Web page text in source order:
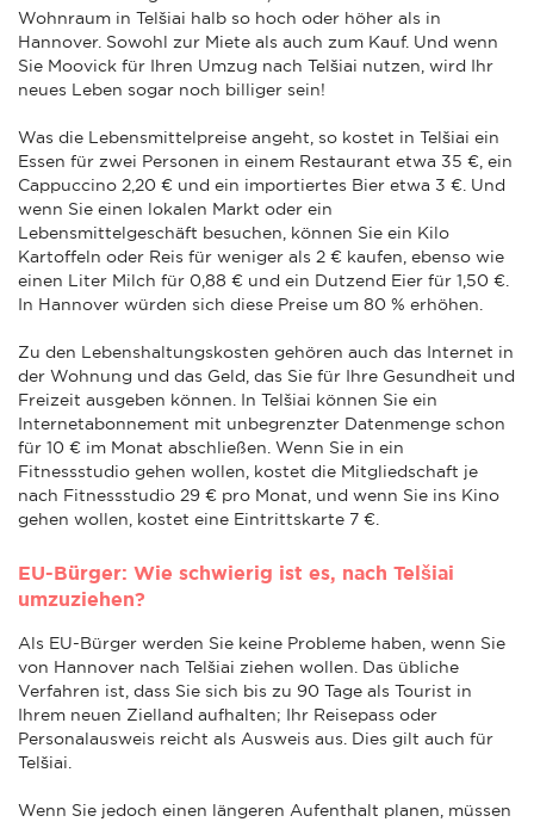
Wohnraum in Telšiai halb so hoch oder höher als in
Hannover. Sowohl zur Miete als auch zum Kauf. Und wenn
Sie Moovick für Ihren Umzug nach Telšiai nutzen, wird Ihr
neues Leben sogar noch billiger sein!
Was die Lebensmittelpreise angeht, so kostet in Telšiai ein
Essen für zwei Personen in einem Restaurant etwa 35 €, ein
Cappuccino 2,20 € und ein importiertes Bier etwa 3 €. Und
wenn Sie einen lokalen Markt oder ein
Lebensmittelgeschäft besuchen, können Sie ein Kilo
Kartoffeln oder Reis für weniger als 2 € kaufen, ebenso wie
einen Liter Milch für 0,88 € und ein Dutzend Eier für 1,50 €.
In Hannover würden sich diese Preise um 80 % erhöhen.
Zu den Lebenshaltungskosten gehören auch das Internet in
der Wohnung und das Geld, das Sie für Ihre Gesundheit und
Freizeit ausgeben können. In Telšiai können Sie ein
Internetabonnement mit unbegrenzter Datenmenge schon
für 10 € im Monat abschließen. Wenn Sie in ein
Fitnessstudio gehen wollen, kostet die Mitgliedschaft je
nach Fitnessstudio 29 € pro Monat, und wenn Sie ins Kino
gehen wollen, kostet eine Eintrittskarte 7 €.
EU-Bürger: Wie schwierig ist es, nach Telšiai
umzuziehen?
Als EU-Bürger werden Sie keine Probleme haben, wenn Sie
von Hannover nach Telšiai ziehen wollen. Das übliche
Verfahren ist, dass Sie sich bis zu 90 Tage als Tourist in
Ihrem neuen Zielland aufhalten; Ihr Reisepass oder
Personalausweis reicht als Ausweis aus. Dies gilt auch für
Telšiai.
Wenn Sie jedoch einen längeren Aufenthalt planen, müssen